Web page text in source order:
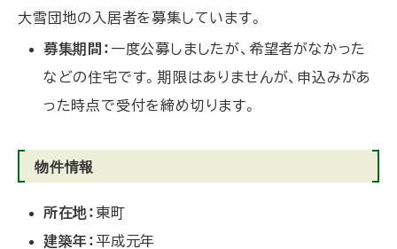
大雪団地の入居者を募集しています。
募集期間： 一度公募しましたが、希望者がなかった
などの住宅です。期限はありませんが、申込みがあ
った時点で受付を締め切ります。
物件情報
所在地： 東町
建築年：平成元年